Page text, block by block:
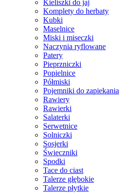
Kieliszki do jaj
Komplety do herbaty
Kubki
Maselnice
Miski i miseczki
Naczynia ryflowane
Patery
Pieprzniczki
Popielnice
Półmiski
Pojemniki do zapiekania
Rawiery
Rawierki
Salaterki
Serwetnice
Solniczki
Sosjerki
Świeczniki
Spodki
Tace do ciast
Talerze głębokie
Talerze płytkie